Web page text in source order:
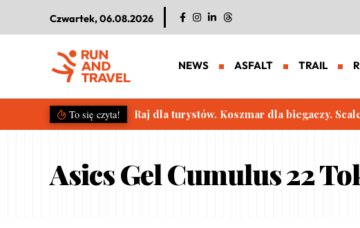
Czwartek, 06.08.2026
NEWS ASFALT TRAIL
To się czyta! Raj dla turystów. Koszmar dla biegaczy.
Asics Gel Cumulus 22